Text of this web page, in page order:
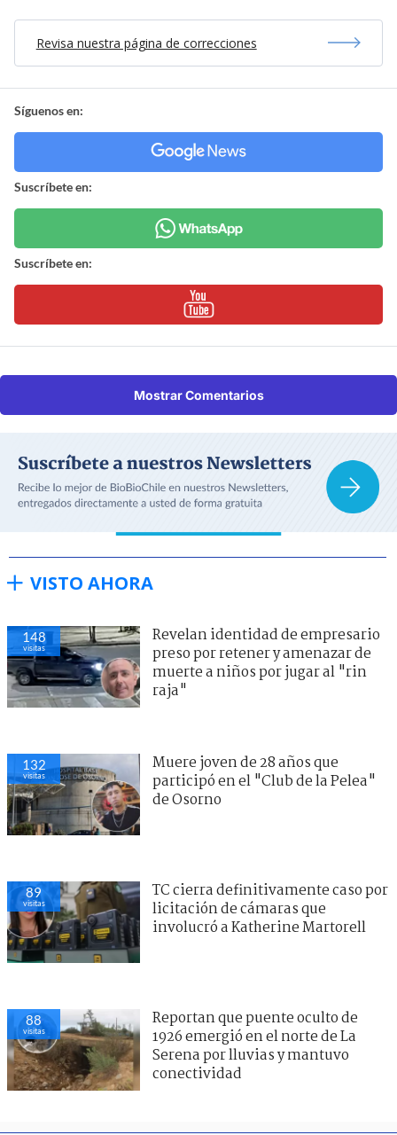
Revisa nuestra página de correcciones
Síguenos en:
Suscríbete en:
Suscríbete en:
Mostrar Comentarios
VISTO AHORA
148
visitas
Revelan identidad de empresario
preso por retener y amenazar de
muerte a niños por jugar al "rin
raja"
132
visitas
Muere joven de 28 años que
participó en el "Club de la Pelea"
de Osorno
89
visitas
TC cierra definitivamente caso por
licitación de cámaras que
involucró a Katherine Martorell
88
visitas
Reportan que puente oculto de
1926 emergió en el norte de La
Serena por lluvias y mantuvo
conectividad